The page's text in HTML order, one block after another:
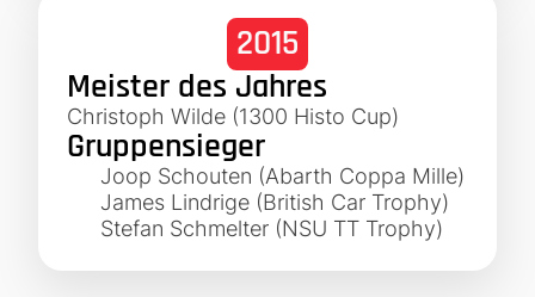
2015
Meister des Jahres
Christoph Wilde (1300 Histo Cup)
Gruppensieger
Joop Schouten (Abarth Coppa Mille)
James Lindrige (British Car Trophy)
Stefan Schmelter (NSU TT Trophy)